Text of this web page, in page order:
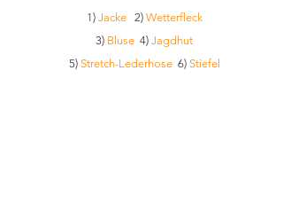
1) Jacke
   2)
Wetterfleck
3) Bluse 4) Jagdhut
5) Stretch-Lederhose
  6)
Stiefel